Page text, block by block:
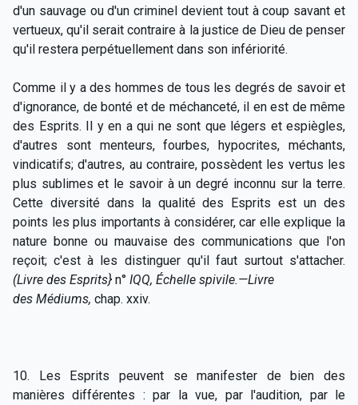
d'un sauvage ou d'un criminel devient tout à coup savant et
vertueux, qu'il serait contraire à la justice de Dieu de penser
qu'il restera perpétuellement dans son infériorité.
Comme il y a des hommes de tous les degrés de savoir et
d'ignorance, de bonté et de méchanceté, il en est de même
des Esprits. Il y en a qui ne sont que légers et espiègles,
d'autres sont menteurs, fourbes, hypocrites, méchants,
vindicatifs; d'autres, au contraire, possèdent les vertus les
plus sublimes et le savoir à un degré inconnu sur la terre.
Cette diversité dans la qualité des Esprits est un des
points les plus importants à considérer, car elle explique la
nature bonne ou mauvaise des communications que l'on
reçoit; c'est à les distinguer qu'il faut surtout s'attacher.
(Livre des Esprits} n° IQQ, Échelle spivile.—Livre
des Médiums, chap. xxiv.
10. Les Esprits peuvent se manifester de bien des
manières différentes : par la vue, par l'audition, par le